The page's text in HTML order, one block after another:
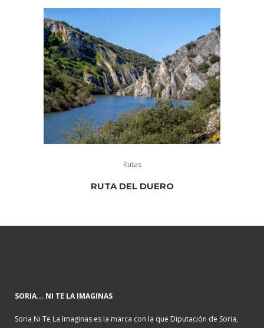
Rutas
RUTA DEL DUERO
SORIA... NI TE LA IMAGINAS
Soria Ni Te La Imaginas es la marca con la que Diputación de Soria,